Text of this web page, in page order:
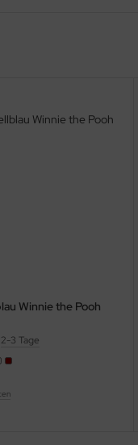
Winnie the Pooh
2-3 Tage